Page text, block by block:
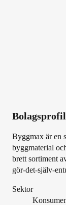
Bolagsprofil
Byggmax är en
byggmaterial
brett sortiment
gör-det-själv-
Sektor